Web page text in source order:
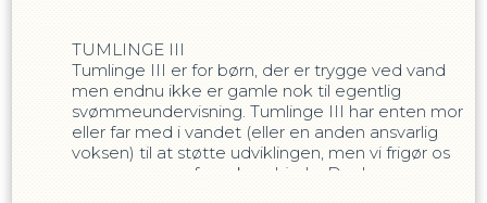
TUMLINGE III
Tumlinge III er for børn, der er trygge ved vand
men endnu ikke er gamle nok til egentlig
svømmeundervisning. Tumlinge III har enten mor
eller far med i vandet (eller en anden ansvarlig
voksen) til at støtte udviklingen, men vi frigør os
mere og mere fra voksenhjælp. Der laves